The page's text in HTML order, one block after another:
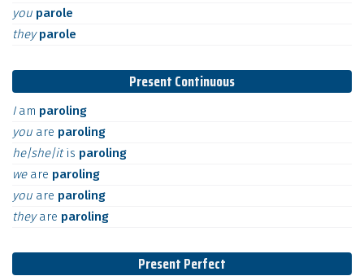
you parole
theyparole
Present Continuous
I am paroling
you are paroling
he|she|itis paroling
we are paroling
you are paroling
theyare paroling
Present Perfect